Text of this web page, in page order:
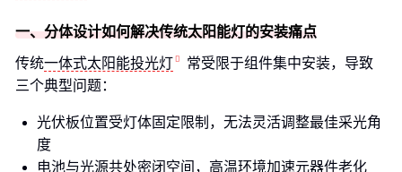
一、分体设计如何解决传统太阳能灯的安装痛点
传统一体式太阳能投光灯
常受限于组件集中安装，导致
三个典型问题：
光伏板位置受灯体固定限制，无法灵活调整最佳采光角
度
电池与光源共处密闭空间，高温环境加速元器件老化